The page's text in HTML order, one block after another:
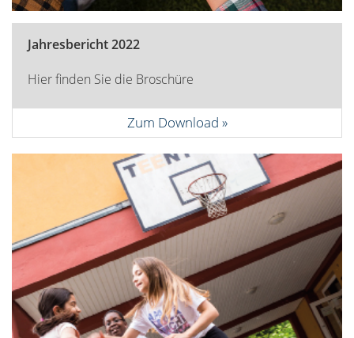
Jahresbericht 2022
Hier finden Sie die Broschüre
Zum Download